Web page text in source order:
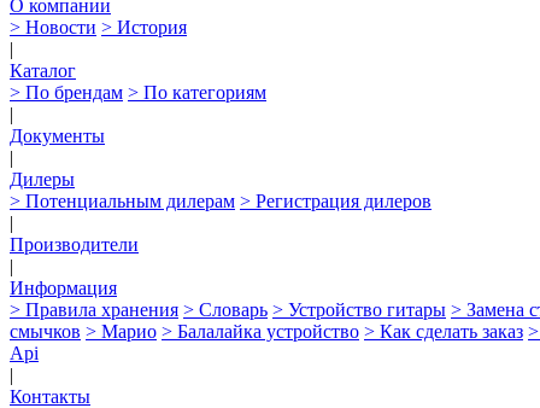
О компании
> Новости > История
|
Каталог
> По брендам > По категориям
|
Документы
|
Дилеры
> Потенциальным дилерам > Регистрация дилеров
|
Производители
|
Информация
> Правила хранения > Словарь > Устройство гитары > Замена
смычков > Марио > Балалайка устройство > Как сделать заказ
Api
|
Контакты